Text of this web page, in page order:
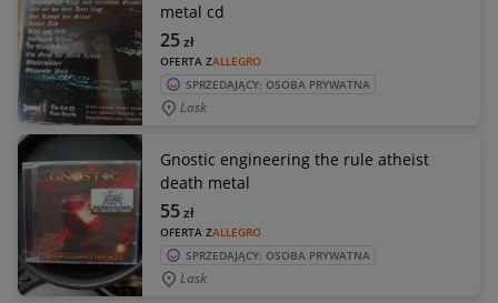
metal cd
OFERTA ZALLEGRO
25zł
SPRZEDAJĄCY: OSOBA PRYWATNA
Lask
Gnostic engineering the rule atheist
death metal
OFERTA ZALLEGRO
55zł
SPRZEDAJĄCY: OSOBA PRYWATNA
Lask